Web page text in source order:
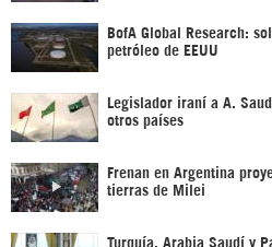
BofA Global Research:
petróleo de EEUU
Legislador iraní a A.
otros países
Frenan en Argentina
tierras de Milei
Turquía, Arabia Saudí y